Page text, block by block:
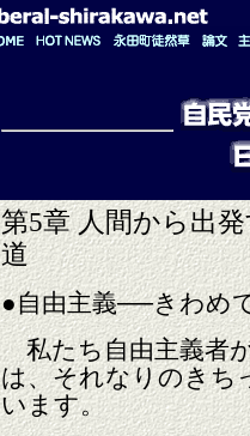
第5章 人間から出
道
●自由主義──きわめ
私たち自由主義者
は、それなりのきち
います。